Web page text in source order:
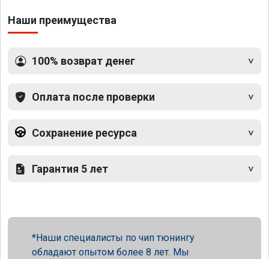
Наши преимущества
100% возврат денег
Оплата после проверки
Сохранение ресурса
Гарантия 5 лет
Наши специалисты по чип тюнингу
обладают опытом более 8 лет. Мы